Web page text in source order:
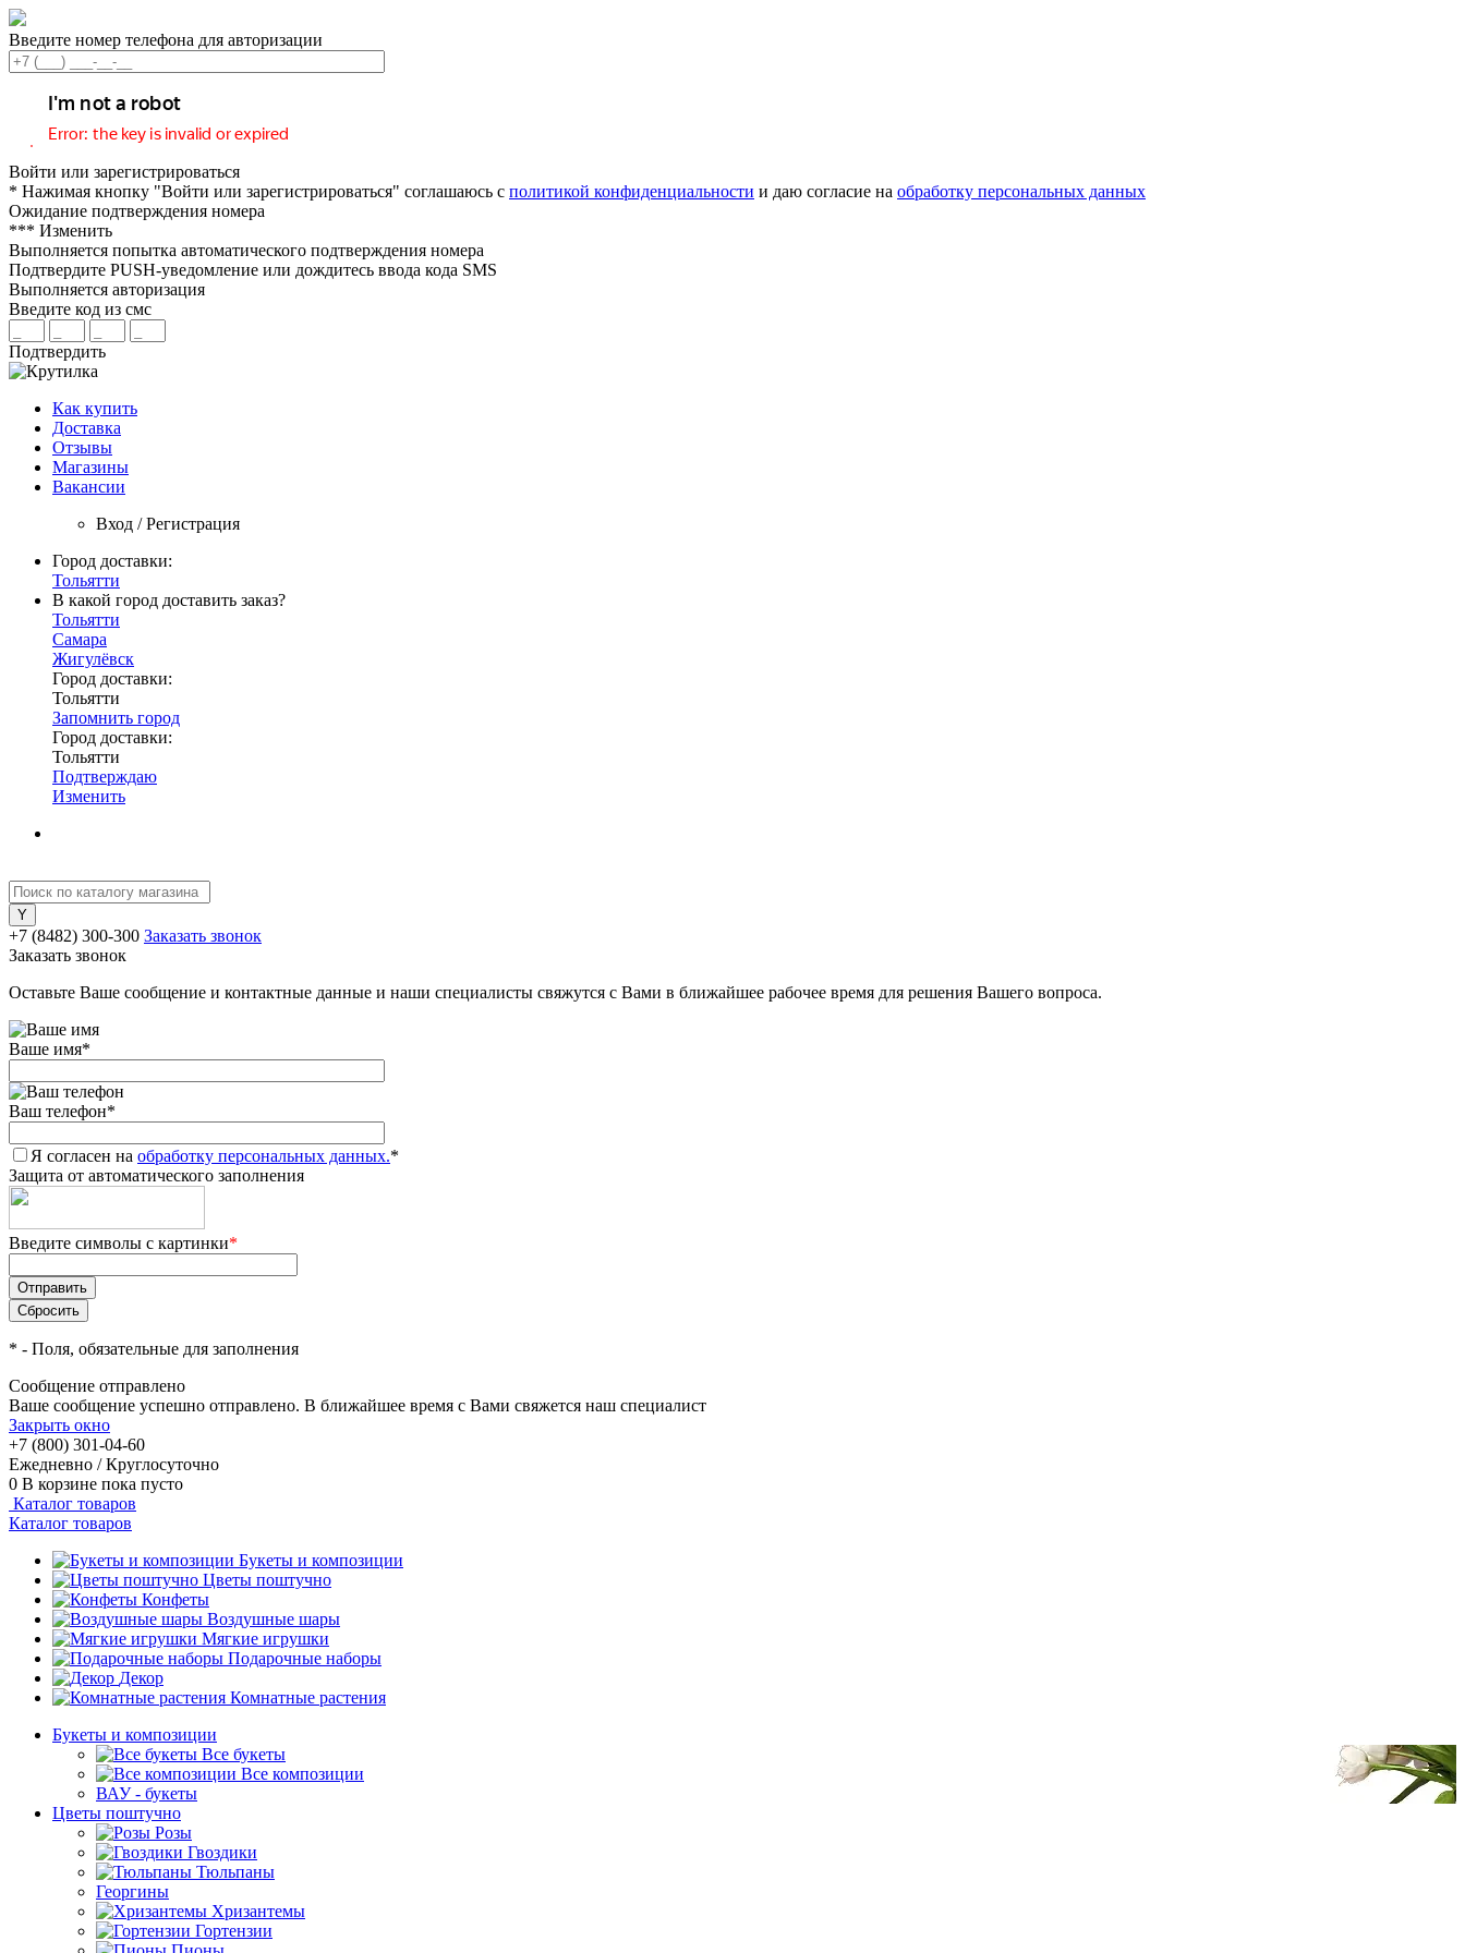
Введите номер телефона для авторизации
Войти или зарегистрироваться
* Нажимая кнопку "Войти или зарегистрироваться" соглашаюсь с политикой конфиденциальности и даю согласие на обработку персональных данных
Ожидание подтверждения номера
*** Изменить
Выполняется попытка автоматического подтверждения номера
Подтвердите PUSH-уведомление или дождитесь ввода кода SMS
Выполняется авторизация
Введите код из смс
Подтвердить
Как купить
Доставка
Отзывы
Магазины
Вакансии
Вход / Регистрация
Город доставки:
Тольятти
В какой город доставить заказ?
Тольятти
Самара
Жигулёвск
Город доставки:
Тольятти
Запомнить город
Город доставки:
Тольятти
Подтверждаю
Изменить
+7 (8482) 300-300 Заказать звонок
Заказать звонок
Оставьте Ваше сообщение и контактные данные и наши специалисты свяжутся с Вами в ближайшее рабочее время для решения Вашего вопроса.
Ваше имя*
Ваш телефон*
Я согласен на обработку персональных данных.*
Защита от автоматического заполнения
Введите символы с картинки*
* - Поля, обязательные для заполнения
Сообщение отправлено
Ваше сообщение успешно отправлено. В ближайшее время с Вами свяжется наш специалист
Закрыть окно
+7 (800) 301-04-60
Ежедневно / Круглосуточно
0 В корзине пока пусто
Каталог товаров
Каталог товаров
Букеты и композиции
Цветы поштучно
Конфеты
Воздушные шары
Мягкие игрушки
Подарочные наборы
Декор
Комнатные растения
Букеты и композиции
Все букеты
Все композиции
ВАУ - букеты
Цветы поштучно
Розы
Гвоздики
Тюльпаны
Георгины
Хризантемы
Гортензии